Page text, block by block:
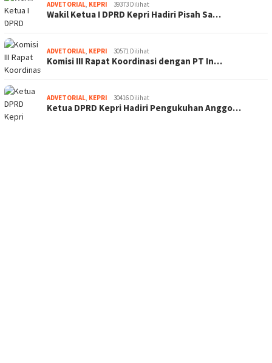
ADVETORIAL KEPRI 39373 Dilihat
Wakil Ketua I DPRD Kepri Hadiri Pisah Sa…
ADVETORIAL KEPRI 30571 Dilihat
Komisi III Rapat Koordinasi dengan PT In…
ADVETORIAL KEPRI 30416 Dilihat
Ketua DPRD Kepri Hadiri Pengukuhan Anggo…